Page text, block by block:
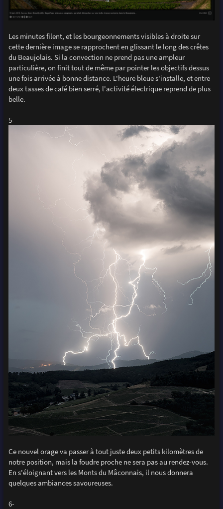
Les minutes filent, et les bourgeonnements visibles à droite sur
cette dernière image se rapprochent en glissant le long des crêtes
du Beaujolais. Si la convection ne prend pas une ampleur
particulière, on finit tout de même par pointer les objectifs dessus
une fois arrivée à bonne distance. L'heure bleue s'installe, et entre
deux tasses de café bien serré, l'activité électrique reprend de plus
belle.
5-
Ce nouvel orage va passer à tout juste deux petits kilomètres de
notre position, mais la foudre proche ne sera pas au rendez-vous.
En s'éloignant vers les Monts du Mâconnais, il nous donnera
quelques ambiances savoureuses.
6-